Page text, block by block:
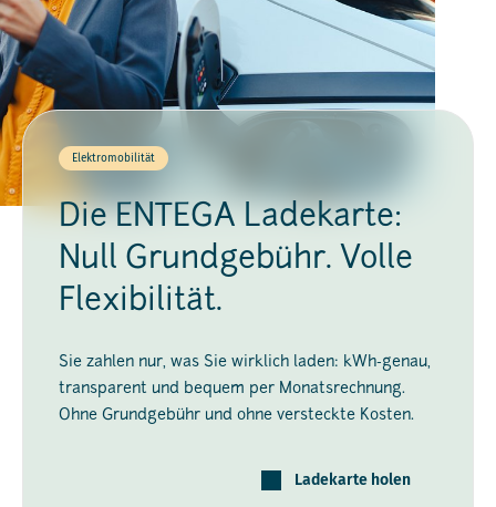
Elektromobilität
Die ENTEGA Ladekarte:
Null Grundgebühr. Volle
Flexibilität.
Sie zahlen nur, was Sie wirklich laden: kWh-genau,
transparent und bequem per Monatsrechnung.
Ohne Grundgebühr und ohne versteckte Kosten.
Ladekarte holen